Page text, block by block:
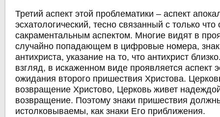
Третий аспект этой проблематики – аспект
эсхатологический, тесно связанный с только
сакраментальным аспектом. Многие видят в
случайно попадающем в цифровые номера,
антихриста, указание на то, что антихрист
взгляд, в искаженном виде проявляется аспект
ожидания второго пришествия Христова.
возвращение Христово, Церковь живет
возвращение. Поэтому знаки пришествия
истолковываемы, как знаки Его приближения.